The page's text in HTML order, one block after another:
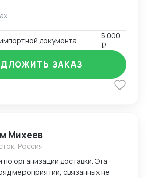
5 000
₽
ЗАКАЗ
Михеев
Россия
по организации доставки. Эта
мероприятий, связанных не